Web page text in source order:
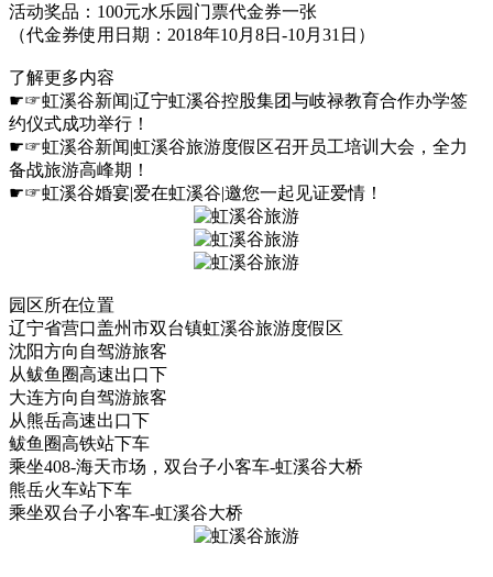
活动奖品：100元水乐园门票代金券一张
（代金券使用日期：2018年10月8日-10月31日）
了解更多内容
☛☞虹溪谷新闻|辽宁虹溪谷控股集团与岐禄教育合作办学签
约仪式成功举行！
☛☞虹溪谷新闻|虹溪谷旅游度假区召开员工培训大会，全力
备战旅游高峰期！
☛☞虹溪谷婚宴|爱在虹溪谷|邀您一起见证爱情！
园区所在位置
辽宁省营口盖州市双台镇虹溪谷旅游度假区
沈阳方向自驾游旅客
从鲅鱼圈高速出口下
大连方向自驾游旅客
从熊岳高速出口下
鲅鱼圈高铁站下车
乘坐408-海天市场，双台子小客车-虹溪谷大桥
熊岳火车站下车
乘坐双台子小客车-虹溪谷大桥